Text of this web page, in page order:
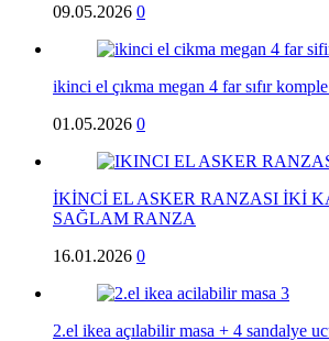
09.05.2026 0
ikinci el çıkma megan 4 far sıfır
01.05.2026 0
İKİNCİ EL ASKER RANZASI İKİ
SAĞLAM RANZA
16.01.2026 0
2.el ikea açılabilir masa + 4 sandalye